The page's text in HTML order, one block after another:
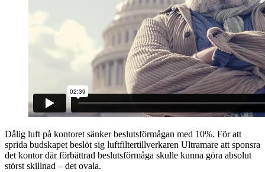
Dålig luft på kontoret sänker beslutsförmågan med 10%. För att
sprida budskapet beslöt sig luftfiltertillverkaren Ultramare att sponsra
det kontor där förbättrad beslutsförmåga skulle kunna göra absolut
störst skillnad – det ovala.